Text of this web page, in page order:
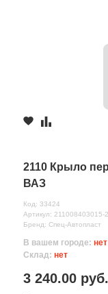
2110 Крыло
ВАЗ
Код: 33424
Артикул: 211008403015-
Бренд: Спец-Автопласт
В вашем городе: нет
Склад: нет
3 240.00 руб.